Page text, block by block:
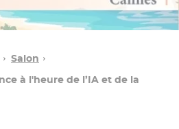
Salon
à l'heure de l’IA et de la